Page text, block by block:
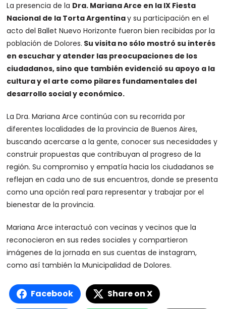
La presencia de la Dra. Mariana Arce en la lX Fiesta
Nacional de la Torta Argentinay su participación en el
acto del Ballet Nuevo Horizonte fueron bien recibidas por la
población de Dolores. Su visita no sólo mostró su interés
en escuchar y atender las preocupaciones de los
ciudadanos, sino que también evidenció su apoyo a la
cultura y el arte como pilares fundamentales del
desarrollo social y económico.
La Dra. Mariana Arce continúa con su recorrida por
diferentes localidades de la provincia de Buenos Aires,
buscando acercarse a la gente, conocer sus necesidades y
construir propuestas que contribuyan al progreso de la
región. Su compromiso y empatía hacia los ciudadanos se
reflejan en cada uno de sus encuentros, donde se presenta
como una opción real para representar y trabajar por el
bienestar de la provincia.
Mariana Arce interactuó con vecinas y vecinos que la
reconocieron en sus redes sociales y compartieron
imágenes de la jornada en sus cuentas de instagram,
como así también la Municipalidad de Dolores.
Facebook Share on X